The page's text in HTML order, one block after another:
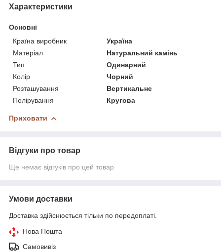
Характеристики
Основні
Країна виробник
Україна
Матеріал
Натуральний камінь
Тип
Одинарний
Колір
Чорний
Розташування
Вертикальне
Полірування
Кругова
Приховати
Відгуки про товар
Ще немає відгуків про цей товар
Умови доставки
Доставка здійснюється тільки по передоплаті.
Нова Пошта
Самовивіз